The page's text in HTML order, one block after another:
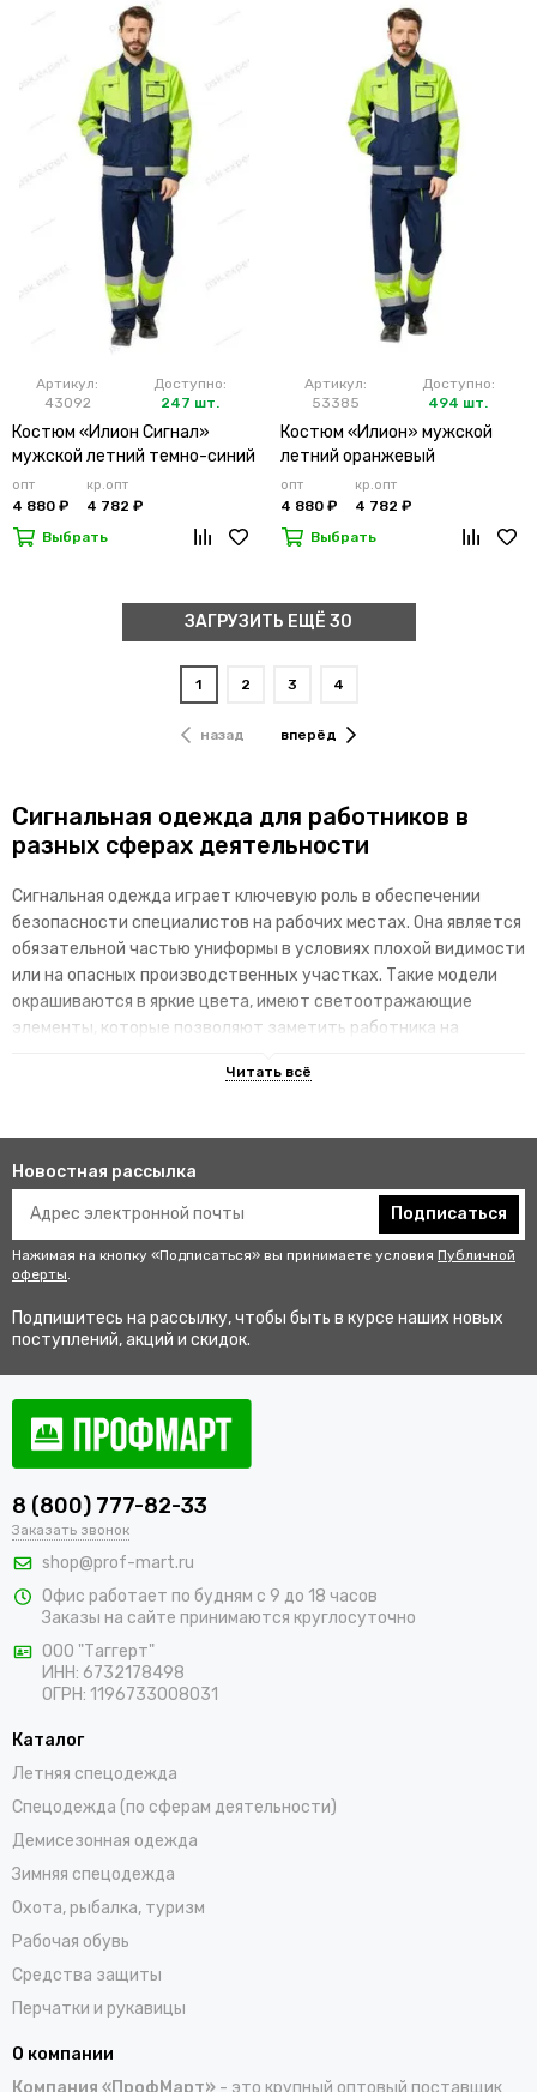
Артикул:
43092
Доступно:
247 шт.
Костюм «Илион Сигнал»
мужской летний темно-синий
опт
4 880 ₽
кр.опт
4 782 ₽
Выбрать
Артикул:
53385
Доступно:
494 шт.
Костюм «Илион» мужской
летний оранжевый
опт
4 880 ₽
кр.опт
4 782 ₽
Выбрать
ЗАГРУЗИТЬ ЕЩЁ 30
назад
1 2 3 4
вперёд
Сигнальная одежда для работников в
разных сферах деятельности
Сигнальная одежда играет ключевую роль в обеспечении
безопасности специалистов на рабочих местах. Она является
обязательной частью униформы в условиях плохой видимости
или на опасных производственных участках. Такие модели
окрашиваются в яркие цвета, имеют светоотражающие
элементы, которые позволяют заметить работника на
изделий
Гарантируют улучшенную видимость человека и его
безопасность на рабочем месте. В результате этого
снижается риск аварии и получения травмы.
Не мешаются во время выполнения профессиональных
Соответствуют стандартам качества, так как проходят
Купить одежду сигнальную для
работников оптом и в розницу с
доставкой по Щёкино
В интернет-магазине «ПрофМарт» можно купить сигнальную
одежду для персонала. Мы работаем с оптовыми и
розничными покупателями. Предлагаем на выбор сигнальные
жилеты, сезонные костюмы, брюки и прочие составляющие
униформы в ярких заметных цветах. Доставка покупок,
которые оформляются на сайте, осуществляется по Щёкино и
остальным населенным пунктам России.
Новостная рассылка
Подписаться
Нажимая на кнопку «Подписаться» вы принимаете условия Публичной
оферты.
Подпишитесь на рассылку, чтобы быть в курсе наших новых
поступлений, акций и скидок.
8 (800) 777-82-33
Заказать звонок
shop@prof-mart.ru
Офис работает по будням с 9 до 18 часов
Заказы на сайте принимаются круглосуточно
ООО "Таггерт"
ИНН: 6732178498
ОГРН: 1196733008031
Каталог
Летняя спецодежда
Спецодежда (по сферам деятельности)
Демисезонная одежда
Зимняя спецодежда
Охота, рыбалка, туризм
Рабочая обувь
Средства защиты
Перчатки и рукавицы
О компании
Компания «ПрофМарт» - это крупный оптовый поставщик